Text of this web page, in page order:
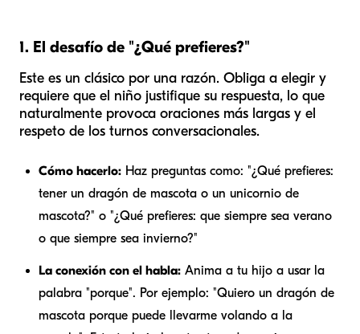
1. El desafío de "¿Qué prefieres?"
Este es un clásico por una razón. Obliga a elegir y
requiere que el niño justifique su respuesta, lo que
naturalmente provoca oraciones más largas y el
respeto de los turnos conversacionales.
Cómo hacerlo: Haz preguntas como: "¿Qué prefieres:
tener un dragón de mascota o un unicornio de
mascota?" o "¿Qué prefieres: que siempre sea verano
o que siempre sea invierno?"
La conexión con el habla: Anima a tu hijo a usar la
palabra "porque". Por ejemplo: "Quiero un dragón de
mascota porque puede llevarme volando a la